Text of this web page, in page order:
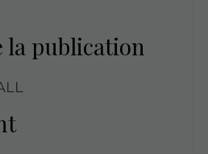
la publication